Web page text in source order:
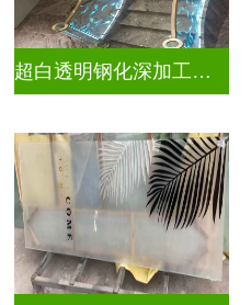
超白透明钢化深加工激光内雕屏风